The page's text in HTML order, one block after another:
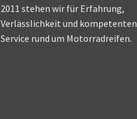
2011 stehen wir für Erfahrung,
Verlässlichkeit und kompetenten
Service rund um Motorradreifen.